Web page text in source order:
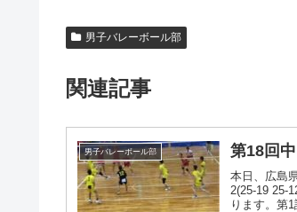
男子バレーボール部
関連記事
男子バレーボール部 第18回
本日、広島
2(25-19 25-
ります。第1